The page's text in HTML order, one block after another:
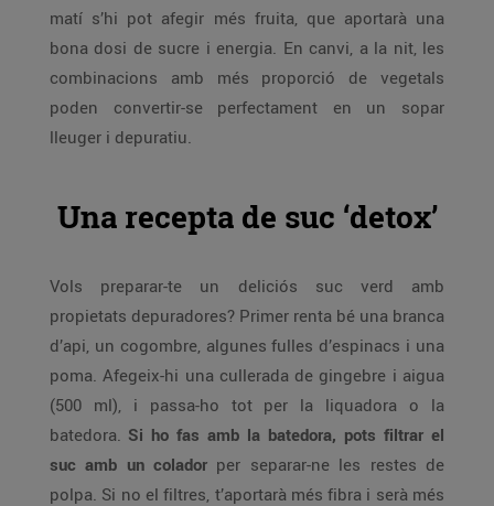
matí s’hi pot afegir més fruita, que aportarà una
bona dosi de sucre i energia. En canvi, a la nit, les
combinacions amb més proporció de vegetals
poden convertir-se perfectament en un sopar
lleuger i depuratiu.
Una recepta de suc ‘detox’
Vols preparar-te un deliciós suc verd amb
propietats depuradores? Primer renta bé una branca
d’api, un cogombre, algunes fulles d’espinacs i una
poma. Afegeix-hi una cullerada de gingebre i aigua
(500 ml), i passa-ho tot per la liquadora o la
batedora. Si ho fas amb la batedora, pots filtrar el
suc amb un colador per separar-ne les restes de
polpa. Si no el filtres, t’aportarà més fibra i serà més